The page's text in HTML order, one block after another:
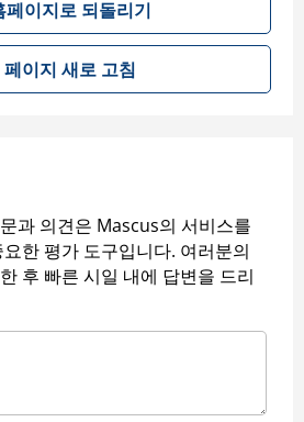
페이지로 되돌리기
페이지 새로 고침
과 의견은 Mascus의 서비스를
한 평가 도구입니다. 여러분의
후 빠른 시일 내에 답변을 드리